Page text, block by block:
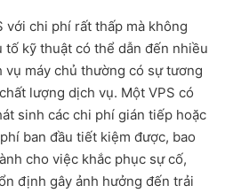
với chi phí rất thấp mà không
tố kỹ thuật có thể dẫn đến nhiều
máy chủ thường có sự tương
lượng dịch vụ. Một VPS có
sinh các chi phí gián tiếp hoặc
ban đầu tiết kiệm được, bao
cho việc khắc phục sự cố,
định gây ảnh hưởng đến trải